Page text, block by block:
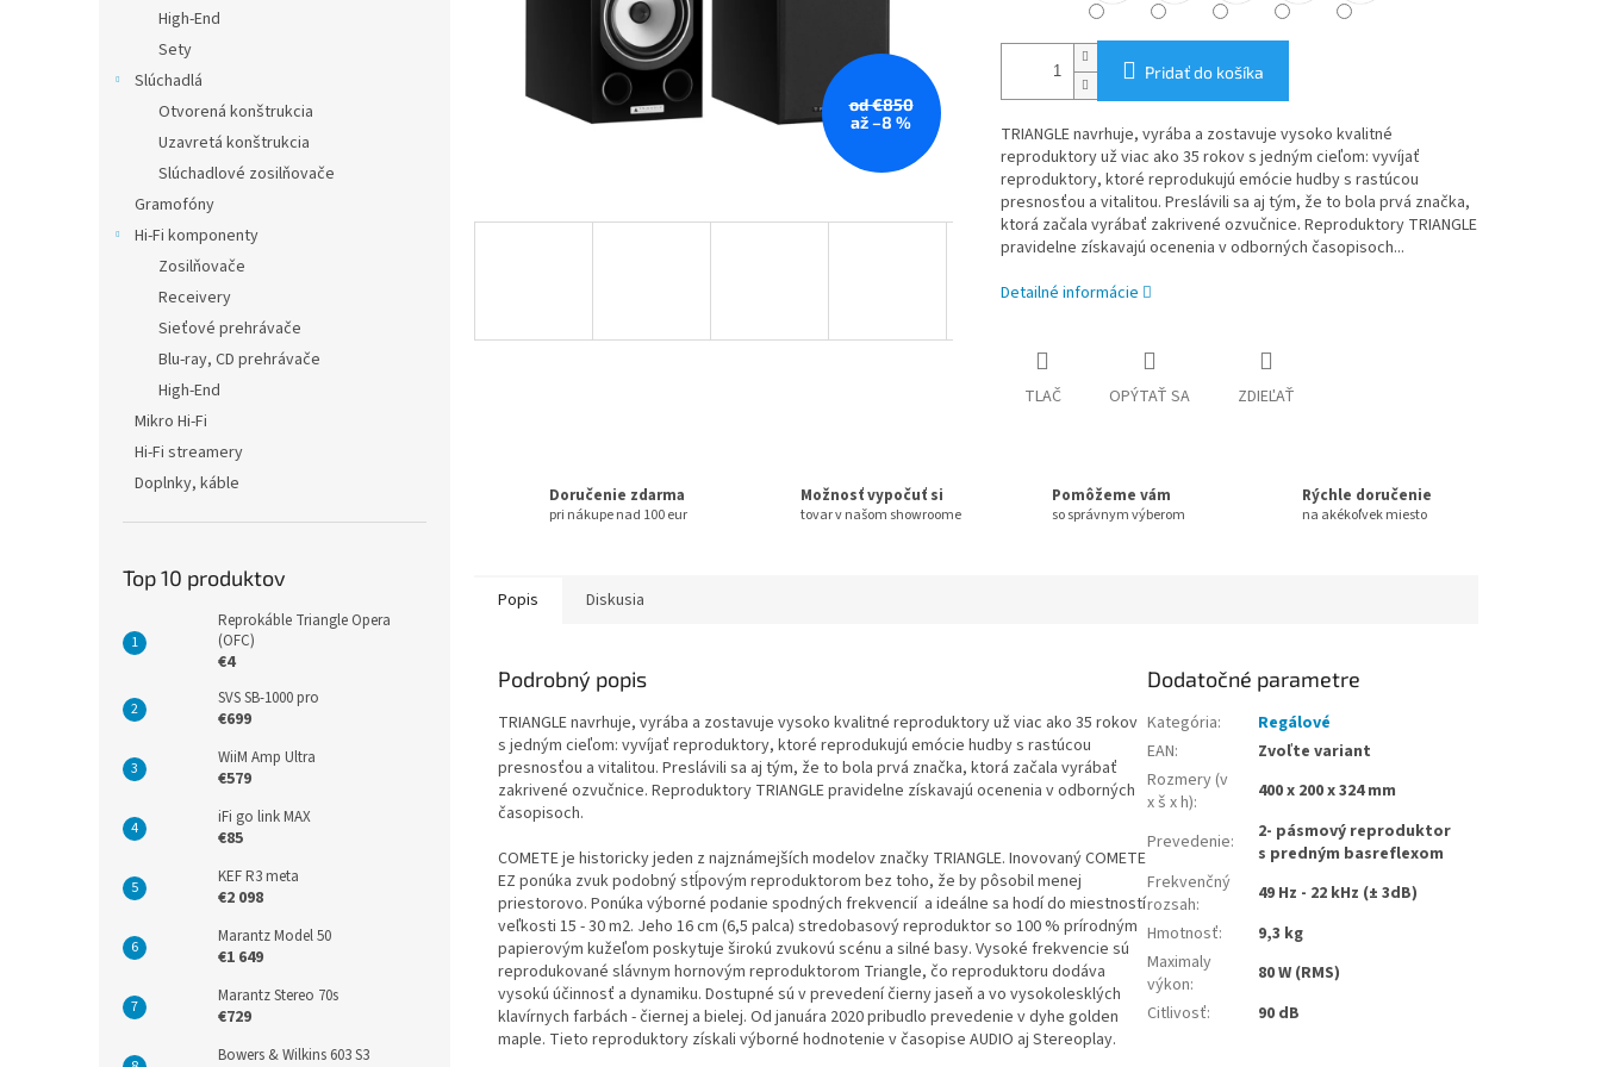
High-End
Sety
Slúchadlá
Otvorená konštrukcia
Uzavretá konštrukcia
Slúchadlové zosilňovače
Gramofóny
Hi-Fi komponenty
Zosilňovače
Receivery
Sieťové prehrávače
Blu-ray, CD prehrávače
High-End
Mikro Hi-Fi
Hi-Fi streamery
Doplnky, káble
Top 10 produktov
Reprokáble Triangle Opera
(OFC)
€4
SVS SB-1000 pro
€699
WiiM Amp Ultra
€579
iFi go link MAX
€85
KEF R3 meta
€2 098
Marantz Model 50
€1 649
Marantz Stereo 70s
€729
Bowers & Wilkins 603 S3
od €850
až –8 %
Pridať do košíka
TRIANGLE navrhuje, vyrába a zostavuje vysoko kvalitné
reproduktory už viac ako 35 rokov s jedným cieľom: vyvíjať
reproduktory, ktoré reprodukujú emócie hudby s rastúcou
presnosťou a vitalitou. Preslávili sa aj tým, že to bola prvá značka,
ktorá začala vyrábať zakrivené ozvučnice. Reproduktory TRIANGLE
pravidelne získavajú ocenenia v odborných časopisoch...
Detailné informácie
TLAČ OPÝTAŤ SA ZDIEĽAŤ
Doručenie zdarma
pri nákupe nad 100 eur
Možnosť vypočuť si
tovar v našom showroome
Pomôžeme vám
so správnym výberom
Rýchle doručenie
na akékoľvek miesto
Popis Diskusia
Podrobný popis
TRIANGLE navrhuje, vyrába a zostavuje vysoko kvalitné reproduktory už viac ako 35 rokov
s jedným cieľom: vyvíjať reproduktory, ktoré reprodukujú emócie hudby s rastúcou
presnosťou a vitalitou. Preslávili sa aj tým, že to bola prvá značka, ktorá začala vyrábať
zakrivené ozvučnice. Reproduktory TRIANGLE pravidelne získavajú ocenenia v odborných
časopisoch.
COMETE je historicky jeden z najznámejších modelov značky TRIANGLE. Inovovaný COMETE
EZ ponúka zvuk podobný stĺpovým reproduktorom bez toho, že by pôsobil menej
priestorovo. Ponúka výborné podanie spodných frekvencií a ideálne sa hodí do miestností
veľkosti 15 - 30 m2. Jeho 16 cm (6,5 palca) stredobasový reproduktor so 100 % prírodným
papierovým kužeľom poskytuje širokú zvukovú scénu a silné basy. Vysoké frekvencie sú
reprodukované slávnym hornovým reproduktorom Triangle, čo reproduktoru dodáva
vysokú účinnosť a dynamiku. Dostupné sú v prevedení čierny jaseň a vo vysokolesklých
klavírnych farbách - čiernej a bielej. Od januára 2020 pribudlo prevedenie v dyhe golden
maple. Tieto reproduktory získali výborné hodnotenie v časopise AUDIO aj Stereoplay.
Dodatočné parametre
Kategória:
Regálové
EAN:
Zvoľte variant
Rozmery (v
x š x h): 400 x 200 x 324 mm
Prevedenie:
2- pásmový reproduktor
s predným basreflexom
Frekvenčný
rozsah:
49 Hz - 22 kHz (± 3dB)
Hmotnosť:
9,3 kg
Maximaly
výkon:
80 W (RMS)
Citlivosť: 90 dB